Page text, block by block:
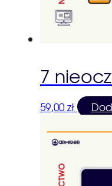
7
59,00 zł